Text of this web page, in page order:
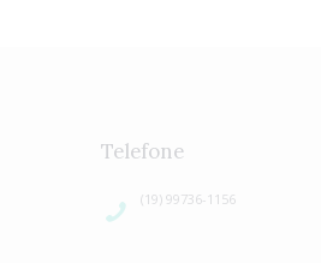
Telefone
(19) 99736-1156